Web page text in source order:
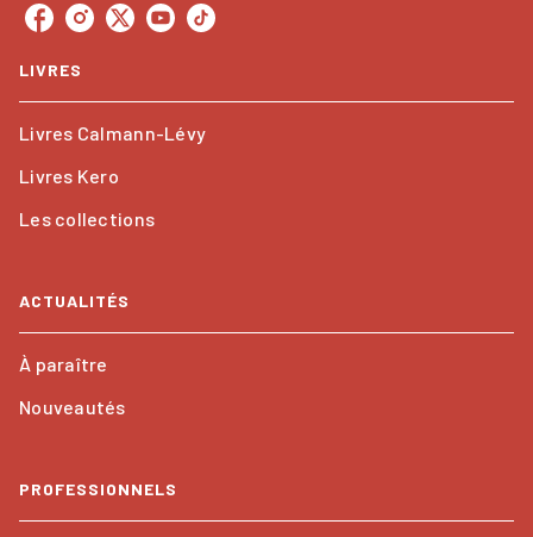
LIVRES
Livres Calmann-Lévy
Livres Kero
Les collections
ACTUALITÉS
À paraître
Nouveautés
PROFESSIONNELS